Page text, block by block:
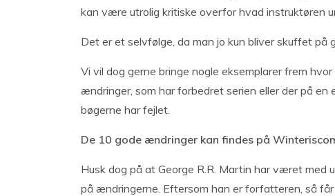
kan være utrolig kritiske overfor hvad instruktøren
Det er et selvfølge, da man jo kun bliver skuffet på
Vi vil dog gerne bringe nogle eksemplarer frem
ændringer, som har forbedret serien eller der på
bøgerne har fejlet.
De 10 gode ændringer kan findes på
Husk dog på at George R.R. Martin har været med
på ændringerne. Eftersom han er forfatteren, så